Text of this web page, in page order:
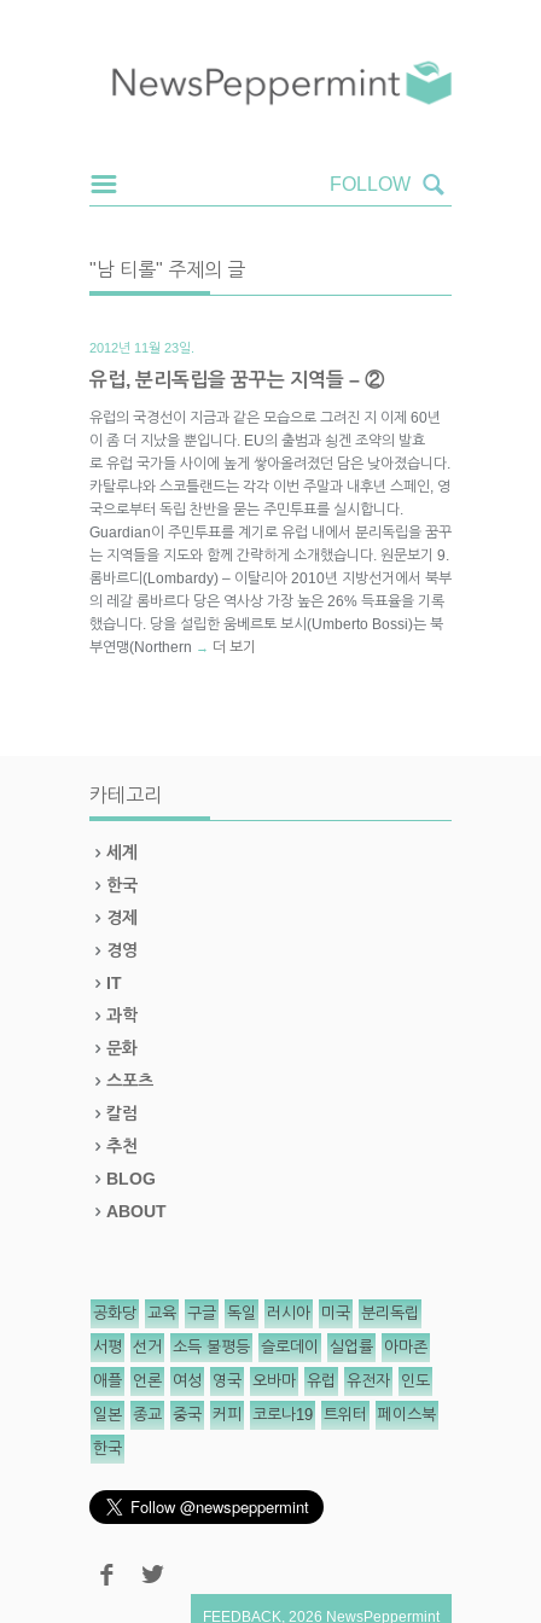
"남 티롤" 주제의 글
2012년 11월 23일.
유럽, 분리독립을 꿈꾸는 지역들 – ②
유럽의 국경선이 지금과 같은 모습으로 그려진 지 이제 60년
이 좀 더 지났을 뿐입니다. EU의 출범과 쇵겐 조약의 발효
로 유럽 국가들 사이에 높게 쌓아올려졌던 담은 낮아졌습니다.
카탈루냐와 스코틀랜드는 각각 이번 주말과 내후년 스페인, 영
국으로부터 독립 찬반을 묻는 주민투표를 실시합니다.
Guardian이 주민투표를 계기로 유럽 내에서 분리독립을 꿈꾸
는 지역들을 지도와 함께 간략하게 소개했습니다. 원문보기 9.
롬바르디(Lombardy) – 이탈리아 2010년 지방선거에서 북부
의 레갈 롬바르다 당은 역사상 가장 높은 26% 득표율을 기록
했습니다. 당을 설립한 움베르토 보시(Umberto Bossi)는 북
부연맹(Northern → 더 보기
카테고리
세계
한국
경제
경영
IT
과학
문화
스포츠
칼럼
추천
BLOG
ABOUT
공화당 교육 구글 독일 러시아 미국 분리독립
서평 선거 소득 불평등 슬로데이 실업률 아마존
애플 언론 여성 영국 오바마 유럽 유전자 인도
일본 종교 중국 커피 코로나19 트위터 페이스북
한국
FEEDBACK 2026 NewsPeppermint